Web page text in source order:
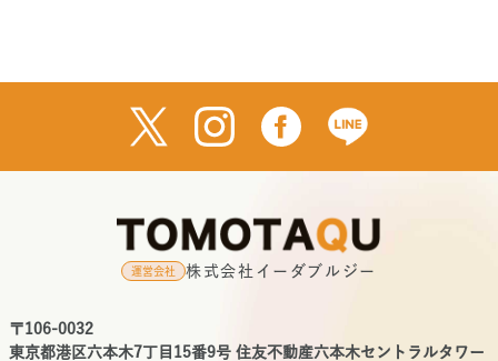
運営会社 株式会社イーダブルジー
〒106-0032
東京都港区六本木7丁目15番9号 住友不動産六本木セントラルタワー